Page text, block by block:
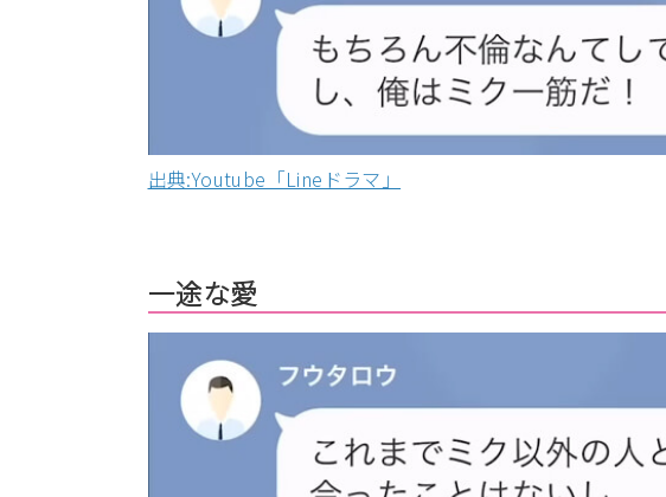
出典:Youtube「Lineドラマ」
一途な愛